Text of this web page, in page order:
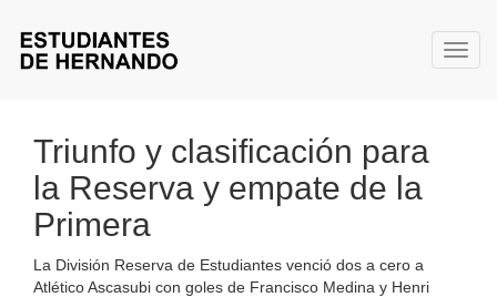
Triunfo y clasificación para
la Reserva y empate de la
Primera
La División Reserva de Estudiantes venció dos a cero a
Atlético Ascasubi con goles de Francisco Medina y Henri